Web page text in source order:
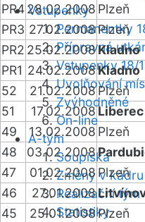
Vstupenky
Permanentky
Přípravná
Vstupenky 18/
Uvolňování
Zvýhodněné
On-line
A-tým
Soupiska
Změny v kádru
Realizační tým
Statistiky
PR428.02.2008 Plzeň
PR3 27.02.2008Plzeň
PR2 25.02.2008Kladno
PR1 24.02.2008Kladno
52
21.02.2008Plzeň
51
17.02.2008Liberec
49
13.02.2008 Plzeň
48
03.02.2008
47
01.02.2008 Plzeň
46
27.01.2008
45
25.01.2008Plzeň